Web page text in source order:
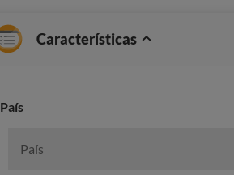
Características
País
País